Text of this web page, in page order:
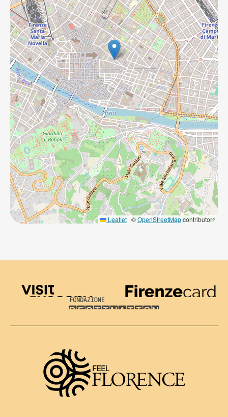
Leaflet | ©OpenStreetMapcontributors
Visit Tuscany
Firenze Card
Destination Florence